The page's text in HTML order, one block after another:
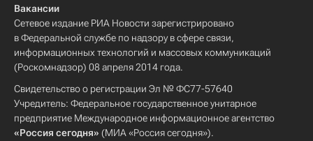
Вакансии
Сетевое издание РИА Новости зарегистрировано
в Федеральной службе по надзору в сфере связи,
информационных технологий и массовых коммуникаций
(Роскомнадзор) 08 апреля 2014 года.
Свидетельство о регистрации Эл № ФС77-57640
Учредитель: Федеральное государственное унитарное
предприятие Международное информационное агентство
«Россия сегодня» (МИА «Россия сегодня»).